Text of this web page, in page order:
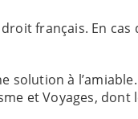
français. En
à
et Voyages,